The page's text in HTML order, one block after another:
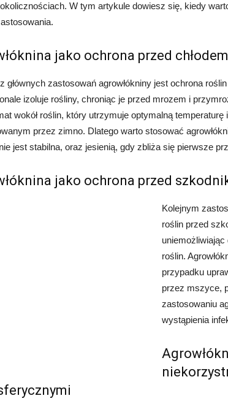
W tym artykule dowiesz się, kiedy
jako ochrona przed chłodem
głównych zastosowań agrowłókniny jest ochrona
izoluje rośliny, chroniąc je przed mrozem i
wokół roślin, który utrzymuje optymalną
przez zimno. Dlatego warto stosować
jest stabilna, oraz jesienią, gdy zbliża się pierwsze
jako ochrona przed
Kolejnym
roślin przed
roślin.
przypadku
przez mszyce,
zastosowaniu
wystąpienia